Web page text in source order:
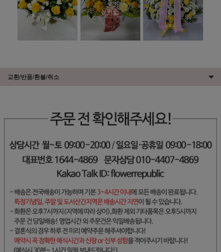
교환/반품/환불/취소